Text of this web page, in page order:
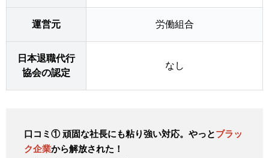
運営元 労働組合
日本退職代行
協会の認定
なし
口コミ① 頑固な社長にも粘り強い対応。やっとブラッ
ク企業から解放された！